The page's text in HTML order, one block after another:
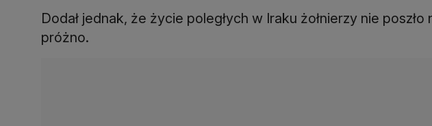
Dodał jednak, że życie poległych w Iraku żołnierzy nie poszło
próżno.